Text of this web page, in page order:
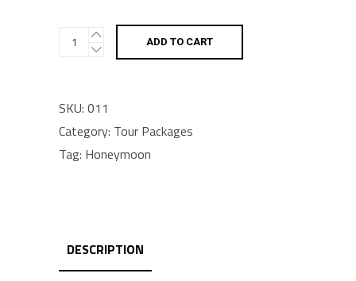
Decor
quantity
ADD TO CART
SKU: 011
Category: Tour Packages
Tag: Honeymoon
DESCRIPTION